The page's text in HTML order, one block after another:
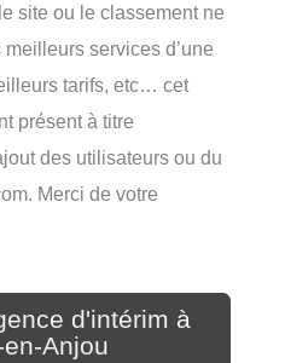
site ou le classement ne
services d’une
tarifs, etc… cet
présent à titre
des utilisateurs ou du
Merci de votre
d'intérim à
Anjou